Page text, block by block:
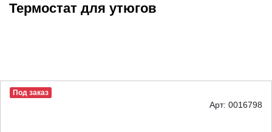
Термостат для утюгов
Под заказ
Арт: 0016798